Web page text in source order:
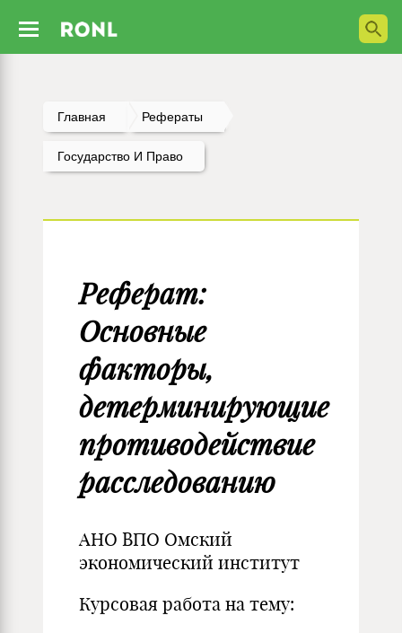
Главная Рефераты
Государство И Право
Реферат:
Основные
факторы,
детерминирующие
противодействие
расследованию
АНО ВПО Омский
экономический институт
Курсовая работа на тему: